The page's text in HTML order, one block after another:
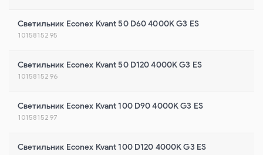
Светильник Econex Kvant 50 D60 4000K G3 ES
1015815295
Светильник Econex Kvant 50 D120 4000K G3 ES
1015815296
Светильник Econex Kvant 100 D90 4000K G3 ES
1015815297
Светильник Econex Kvant 100 D120 4000K G3 ES